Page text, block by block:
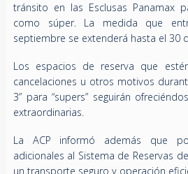
tránsito en las Esclusas Panamax
como súper. La medida que
septiembre se extenderá hasta el 30
Los espacios de reserva que
cancelaciones u otros motivos
3” para “supers” seguirán
extraordinarias.
La ACP informó además que
adicionales al Sistema de Reservas
un transporte seguro y operación